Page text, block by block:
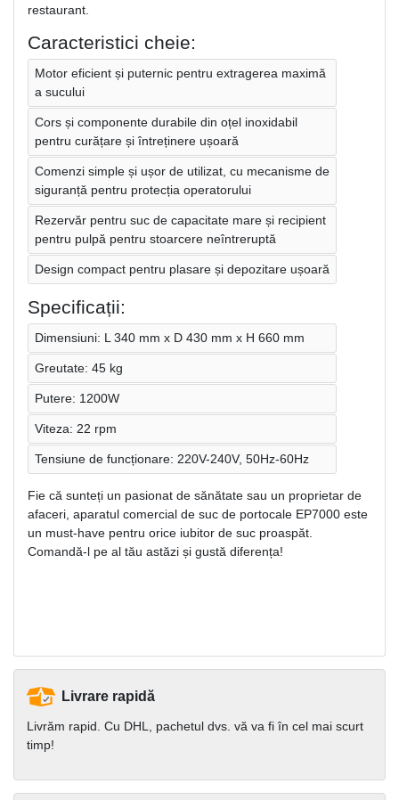
restaurant.
Caracteristici cheie:
Motor eficient și puternic pentru extragerea maximă
a sucului
Cors și componente durabile din oțel inoxidabil
pentru curățare și întreținere ușoară
Comenzi simple și ușor de utilizat, cu mecanisme de
siguranță pentru protecția operatorului
Rezervăr pentru suc de capacitate mare și recipient
pentru pulpă pentru stoarcere neîntreruptă
Design compact pentru plasare și depozitare ușoară
Specificații:
Dimensiuni: L 340 mm x D 430 mm x H 660 mm
Greutate: 45 kg
Putere: 1200W
Viteza: 22 rpm
Tensiune de funcționare: 220V-240V, 50Hz-60Hz
Fie că sunteți un pasionat de sănătate sau un proprietar de
afaceri, aparatul comercial de suc de portocale EP7000 este
un must-have pentru orice iubitor de suc proaspăt.
Comandă-l pe al tău astăzi și gustă diferența!
Livrare rapidă
Livrăm rapid. Cu DHL, pachetul dvs. vă va fi în cel mai scurt
timp!